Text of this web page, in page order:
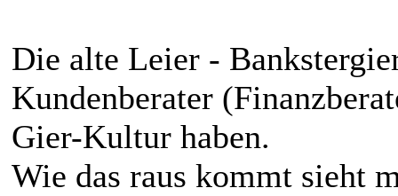
Die alte Leier -
Kundenberater
Gier-Kultur haben.
Wie das raus kommt sieht